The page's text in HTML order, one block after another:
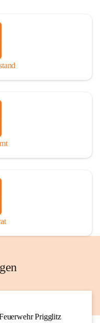
Prigglitz